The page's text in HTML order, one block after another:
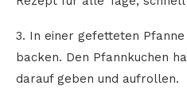
3. In einer gefetteten Pfanne
backen. Den Pfannkuchen
darauf geben und aufrollen.